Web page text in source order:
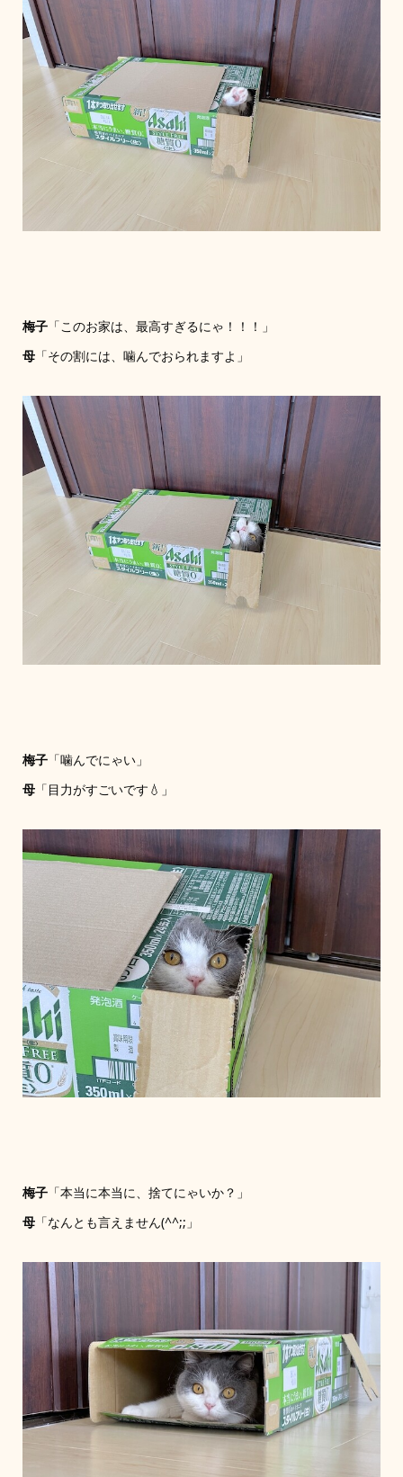
梅子「このお家は、最高すぎるにゃ！！！」
母「その割には、噛んでおられますよ」
梅子「噛んでにゃい」
母「目力がすごいです💧」
梅子「本当に本当に、捨てにゃいか？」
母「なんとも言えません(^^;;」